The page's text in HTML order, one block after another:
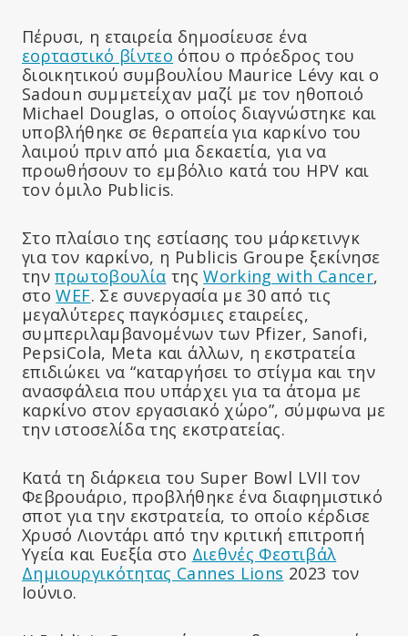
Πέρυσι, η εταιρεία δημοσίευσε ένα
εορταστικό βίντεο όπου ο πρόεδρος του
διοικητικού συμβουλίου Maurice Lévy και ο
Sadoun συμμετείχαν μαζί με τον ηθοποιό
Michael Douglas, ο οποίος διαγνώστηκε και
υποβλήθηκε σε θεραπεία για καρκίνο του
λαιμού πριν από μια δεκαετία, για να
προωθήσουν το εμβόλιο κατά του HPV και
τον όμιλο Publicis.
Στο πλαίσιο της εστίασης του μάρκετινγκ
για τον καρκίνο, η Publicis Groupe ξεκίνησε
τηνπρωτοβουλία τηςWorking with Cancer,
στοWEF. Σε συνεργασία με 30 από τις
μεγαλύτερες παγκόσμιες εταιρείες,
συμπεριλαμβανομένων των Pfizer, Sanofi,
PepsiCola, Meta και άλλων, η εκστρατεία
επιδιώκει να “καταργήσει το στίγμα και την
ανασφάλεια που υπάρχει για τα άτομα με
καρκίνο στον εργασιακό χώρο”, σύμφωνα με
την ιστοσελίδα της εκστρατείας.
Κατά τη διάρκεια του Super Bowl LVII τον
Φεβρουάριο, προβλήθηκε ένα διαφημιστικό
σποτ για την εκστρατεία, το οποίο κέρδισε
Χρυσό Λιοντάρι από την κριτική επιτροπή
Υγεία και Ευεξία στο Διεθνές Φεστιβάλ
Δημιουργικότητας Cannes Lions 2023 τον
Ιούνιο.